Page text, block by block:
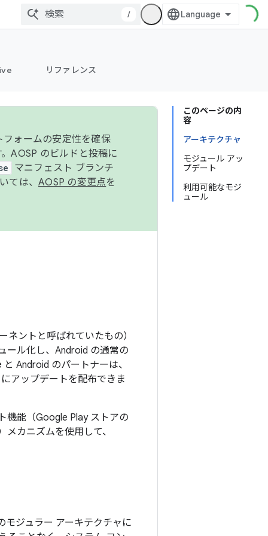
/
リファレンス
このページの内
容
アーキテクチャ
モジュール アッ
プデート
利用可能なモジ
ュール
ォームの安定性を確保
AOSP のビルドと投稿に
マニフェスト ブランチ
ては、 AOSP の変更点を
ネントと呼ばれていたもの）
ール化し、Android の通常の
Android のパートナーは、
アップデートを配布できま
機能（Google Play ストアの
カニズムを使用して、
モジュラー アーキテクチャに